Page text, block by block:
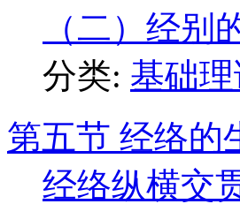
（二）经别
分类: 基础
第五节 经络的
经络纵横交